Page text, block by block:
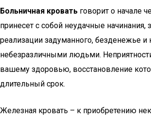
Больничная кровать говорит о начале
принесет с собой неудачные начинания,
реализации задуманного, безденежье
небезразличными людьми.
вашему здоровью, восстановление
длительный срок.
Железная кровать – к приобретению